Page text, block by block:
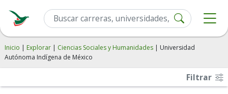
Inicio | Explorar | Ciencias Sociales y Humanidades | Universidad
Autónoma Indígena de México
Filtrar